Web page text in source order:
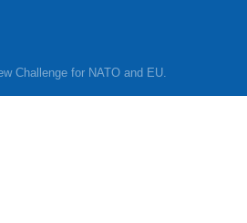
Challenge for NATO and EU.